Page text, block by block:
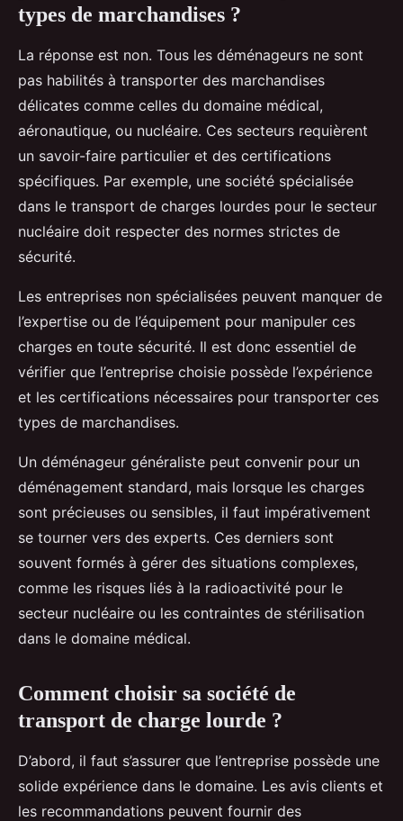
types de marchandises ?
La réponse est non. Tous les déménageurs ne sont
pas habilités à transporter des marchandises
délicates comme celles du domaine médical,
aéronautique, ou nucléaire. Ces secteurs requièrent
un savoir-faire particulier et des certifications
spécifiques. Par exemple, une société spécialisée
dans le transport de charges lourdes pour le secteur
nucléaire doit respecter des normes strictes de
sécurité.
Les entreprises non spécialisées peuvent manquer de
l’expertise ou de l’équipement pour manipuler ces
charges en toute sécurité. Il est donc essentiel de
vérifier que l’entreprise choisie possède l’expérience
et les certifications nécessaires pour transporter ces
types de marchandises.
Un déménageur généraliste peut convenir pour un
déménagement standard, mais lorsque les charges
sont précieuses ou sensibles, il faut impérativement
se tourner vers des experts. Ces derniers sont
souvent formés à gérer des situations complexes,
comme les risques liés à la radioactivité pour le
secteur nucléaire ou les contraintes de stérilisation
dans le domaine médical.
Comment choisir sa société de
transport de charge lourde ?
D’abord, il faut s’assurer que l’entreprise possède une
solide expérience dans le domaine. Les avis clients et
les recommandations peuvent fournir des